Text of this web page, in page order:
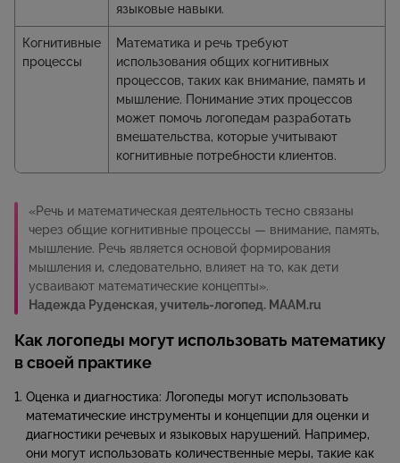
языковые навыки.
Когнитивные
процессы
Математика и речь требуют
использования общих когнитивных
процессов, таких как внимание, память и
мышление. Понимание этих процессов
может помочь логопедам разработать
вмешательства, которые учитывают
когнитивные потребности клиентов.
«Речь и математическая деятельность тесно связаны
через общие когнитивные процессы — внимание, память,
мышление. Речь является основой формирования
мышления и, следовательно, влияет на то, как дети
усваивают математические концепты».
Надежда Руденская, учитель-логопед. MAAM.ru
Как логопеды могут использовать математику
в своей практике
Оценка и диагностика: Логопеды могут использовать
математические инструменты и концепции для оценки и
диагностики речевых и языковых нарушений. Например,
они могут использовать количественные меры, такие как